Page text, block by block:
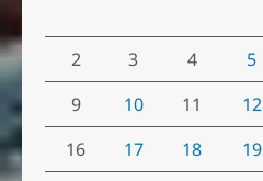
2
3 4 5
9
10 11 12
16
17 18 19